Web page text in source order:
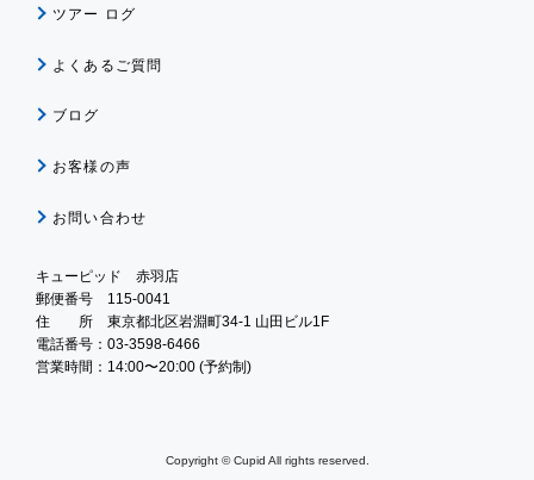
ツアー ログ
よくあるご質問
ブログ
お客様の声
お問い合わせ
キューピッド 赤羽店
郵便番号 115-0041
住 所 東京都北区岩淵町34-1 山田ビル1F
電話番号：03-3598-6466
営業時間：14:00〜20:00 (予約制)
Copyright © Cupid All rights reserved.